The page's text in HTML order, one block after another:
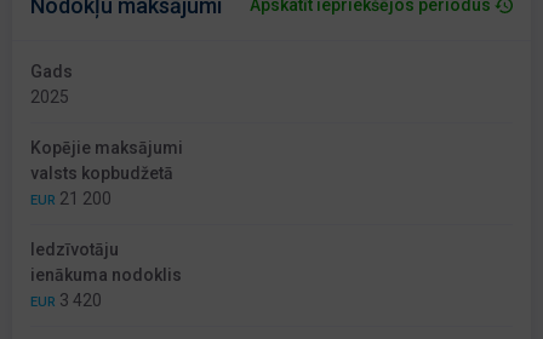
Nodokļu maksājumi Apskatīt iepriekšējos periodus
Gads
2025
Kopējie maksājumi
valsts kopbudžetā
EUR 21 200
Iedzīvotāju
ienākuma nodoklis
EUR 3 420